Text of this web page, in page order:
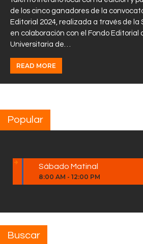
de los cinco ganadores de la
Editorial 2024, realizada a través de
en colaboración con el Fondo Editorial
Universitaria de…
READ MORE
Popular
Sábado Matinal
8:00 AM - 12:00 PM
Buscar